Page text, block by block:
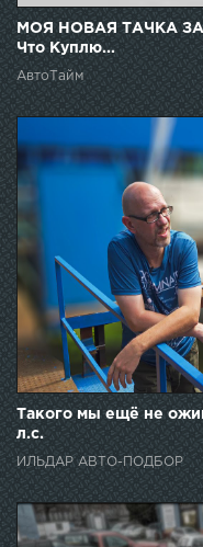
МОЯ НОВАЯ ТАЧКА ЗА
Что Куплю...
АвтоТайм
Такого мы ещё не
л.с.
ИЛЬДАР АВТО-ПОДБОР